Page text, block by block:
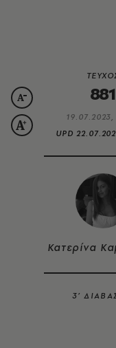
881
UPD
Κατερίνα
3’